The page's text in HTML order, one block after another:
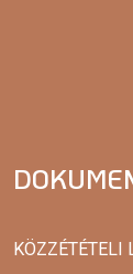
KÖZZÉTÉTELI